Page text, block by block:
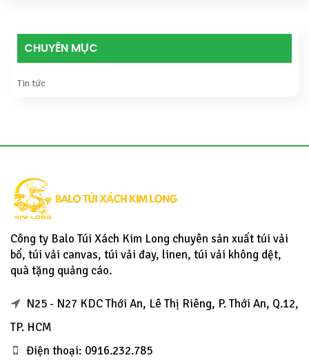
CHUYÊN MỤC
Tin tức
Công ty Balo Túi Xách Kim Long chuyên sản xuất túi vải
bố, túi vải canvas, túi vải đay, linen, túi vải không dệt,
quà tặng quảng cáo.
N25 - N27 KDC Thới An, Lê Thị Riêng, P. Thới An, Q.12,
TP. HCM
Điện thoại: 0916.232.785